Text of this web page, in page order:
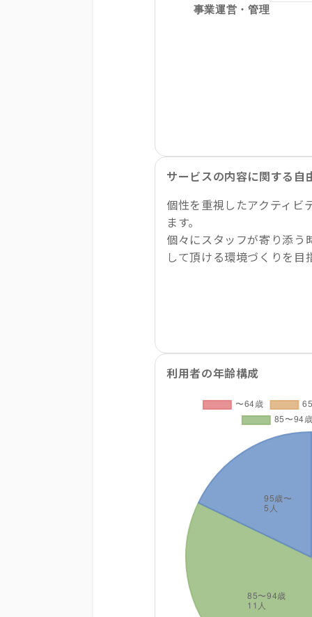
サービスの内容に関する自
個性を重視したアクティビ
ます。
個々にスタッフが寄り添う
して頂ける環境づくりを目
利用者の年齢構成